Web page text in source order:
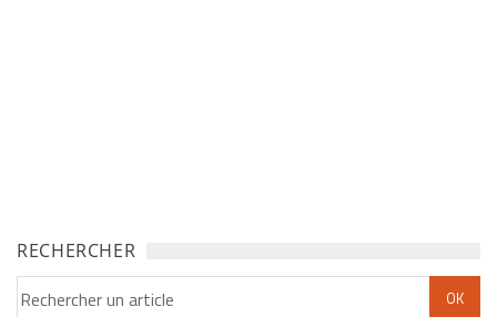
RECHERCHER